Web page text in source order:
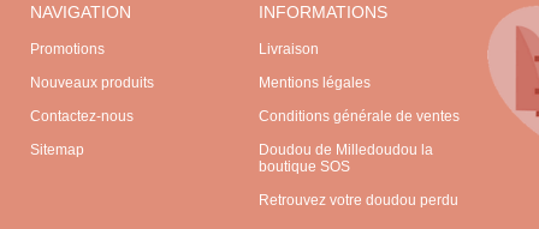
NAVIGATION
Promotions
Nouveaux produits
Contactez-nous
Sitemap
INFORMATIONS
Livraison
Mentions légales
Conditions générale de ventes
Doudou de Milledoudou la
boutique SOS
Retrouvez votre doudou perdu